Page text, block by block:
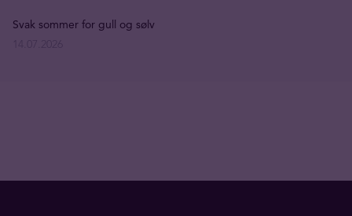
Svak sommer for gull og sølv